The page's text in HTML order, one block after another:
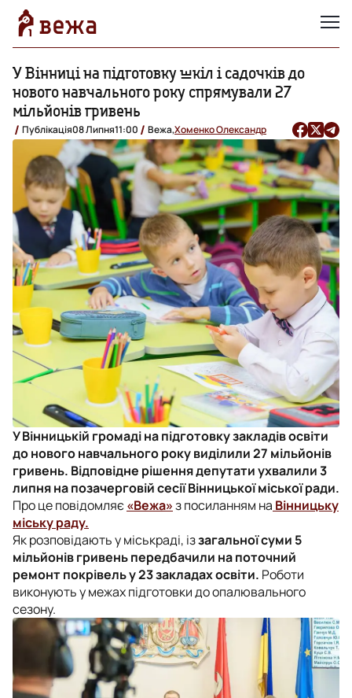
У Вінниці на підготовку шкіл і садочків до
нового навчального року спрямували 27
мільйонів гривень
Публікація08 Липня11:00 Вежа,Хоменко Олександр
У Вінницькій громаді на підготовку закладів освіти
до нового навчального року виділили 27 мільйонів
гривень. Відповідне рішення депутати ухвалили 3
липня на позачерговій сесії Вінницької міської ради.
Про це повідомляє«Вежа»з посиланням на Вінницьку
міську раду.
Як розповідають у міськраді, іззагальної суми 5
мільйонів гривень передбачили на поточний
ремонт покрівель у 23 закладах освіти. Роботи
виконують у межах підготовки до опалювального
сезону.